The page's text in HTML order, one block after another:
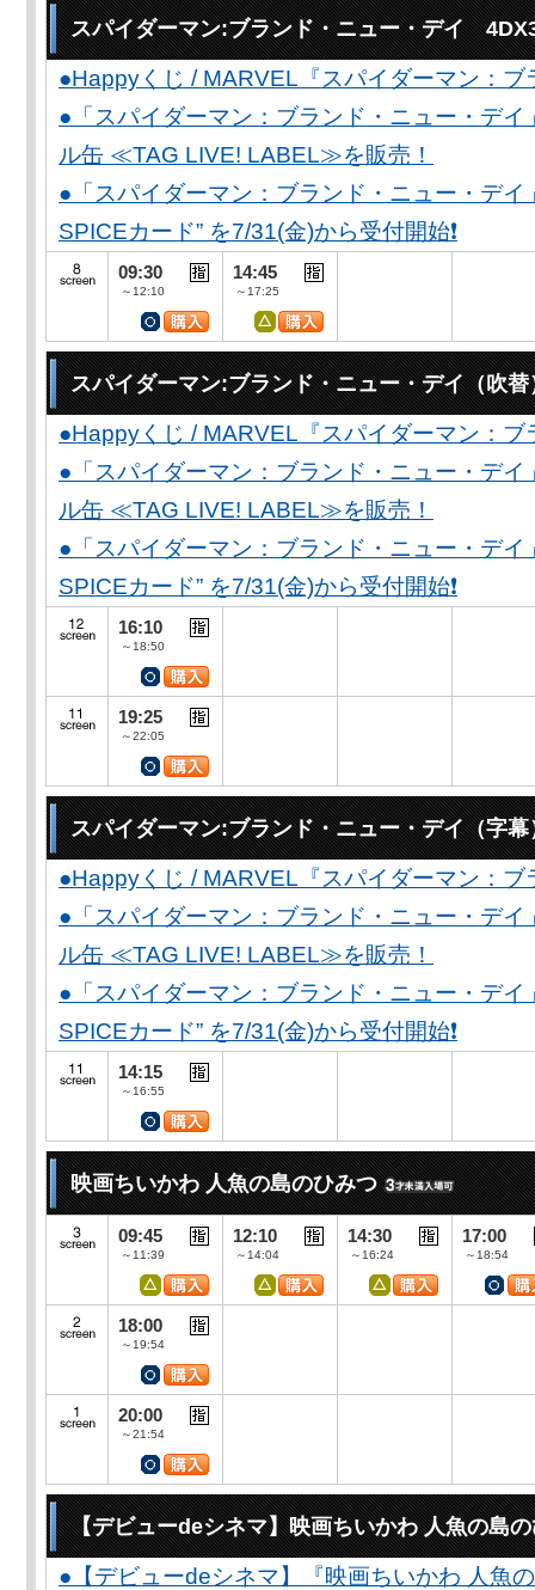
スパイダーマン:ブランド・ニュー・デイ
●Happyくじ / MARVEL『スパイダーマン：
●「スパイダーマン：ブランド・ニュー・デ
ル缶 ≪TAG LIVE! LABEL≫を販売！
●「スパイダーマン：ブランド・ニュー・デ
SPICEカード” を7/31(金)から受付開始❗️
09:30
～12:10
14:45
～17:25
スパイダーマン:ブランド・ニュー・デイ（吹替
●Happyくじ / MARVEL『スパイダーマン：
●「スパイダーマン：ブランド・ニュー・デ
ル缶 ≪TAG LIVE! LABEL≫を販売！
●「スパイダーマン：ブランド・ニュー・デ
SPICEカード” を7/31(金)から受付開始❗️
16:10
～18:50
19:25
～22:05
スパイダーマン:ブランド・ニュー・デイ（字幕
●Happyくじ / MARVEL『スパイダーマン：
●「スパイダーマン：ブランド・ニュー・デ
ル缶 ≪TAG LIVE! LABEL≫を販売！
●「スパイダーマン：ブランド・ニュー・デ
SPICEカード” を7/31(金)から受付開始❗️
14:15
～16:55
映画ちいかわ 人魚の島のひみつ
09:45
～11:39
12:10
～14:04
14:30
～16:24
17:00
～18:54
18:00
～19:54
20:00
～21:54
【デビューdeシネマ】映画ちいかわ 人魚の島
●【デビューdeシネマ】『映画ちいかわ 人魚